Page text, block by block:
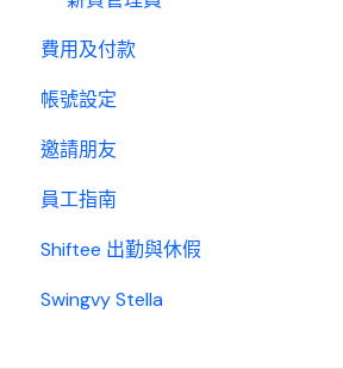
費用及付款
訂閱相關
費用及付款
帳號設定
管理設定
邀請朋友
邀請制度
員工指南
開始使用
基本設置
Shiftee 出勤與休假
Swingvy x Shiftee 新手教學｜全
Swingvy Stella